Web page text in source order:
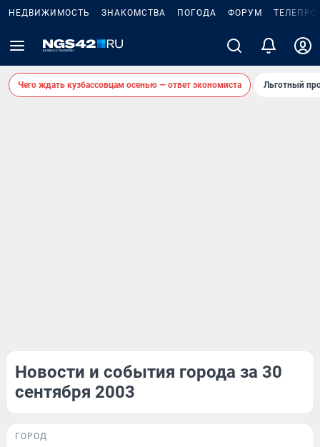
НЕДВИЖИМОСТЬ ЗНАКОМСТВА ПОГОДА ФОРУМ
Чего ждать кузбассовцам осенью — ответ экономиста Льготный
Новости и события города за 30
сентября 2003
ГОРОД